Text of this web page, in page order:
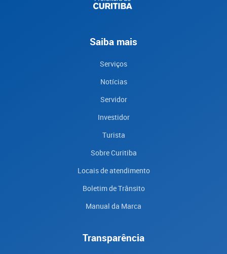
Saiba mais
Serviços
Notícias
Servidor
Investidor
Turista
Sobre Curitiba
Locais de atendimento
Boletim de Trânsito
Manual da Marca
Transparência